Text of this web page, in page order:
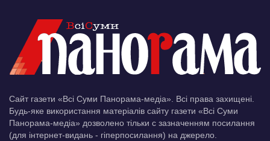
Сайт газети «Всі Суми Панорама-медіа». Всі права захищені.
Будь-яке використання матеріалів сайту газети «Всі Суми
Панорама-медіа» дозволено тільки c зазначенням посилання
(для інтернет-видань - гіперпосилання) на джерело.